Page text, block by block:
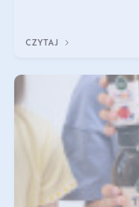
CZYTAJ